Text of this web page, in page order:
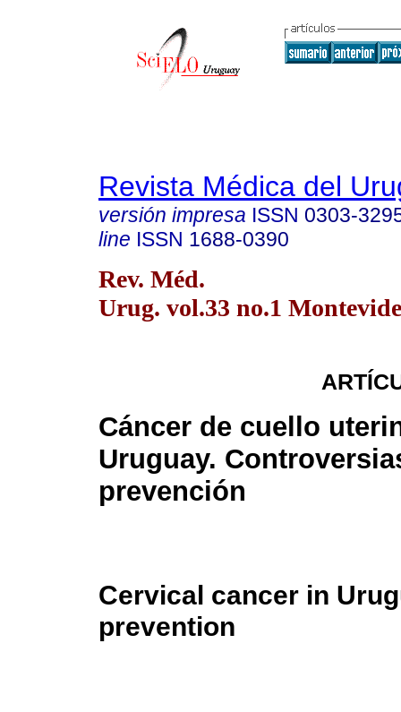
Revista Médica del
versión impresa ISSN 0303-
line ISSN 1688-0390
Rev. Méd.
Urug. vol.33 no.1
Cáncer de cuello
Uruguay.
prevención
Cervical cancer in
prevention